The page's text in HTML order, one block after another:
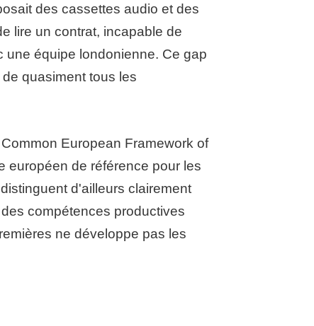
des cassettes audio et des
lire un contrat, incapable de
une équipe londonienne. Ce gap
quasiment tous les
European Framework of
européen de référence pour les
d'ailleurs clairement
compétences productives
ne développe pas les